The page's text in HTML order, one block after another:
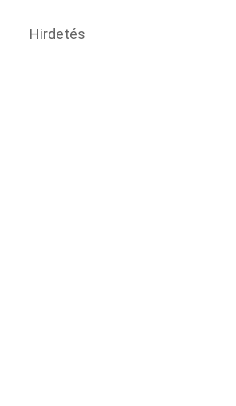
Hirdetés